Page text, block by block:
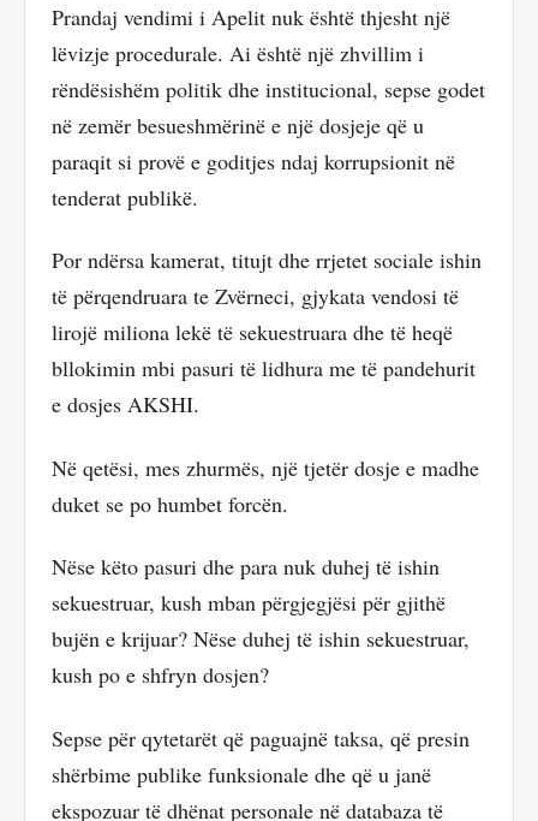
Prandaj vendimi i Apelit nuk është thjesht një
lëvizje procedurale. Ai është një zhvillim i
rëndësishëm politik dhe institucional, sepse godet
në zemër besueshmërinë e një dosjeje që u
paraqit si provë e goditjes ndaj korrupsionit në
tenderat publikë.
Por ndërsa kamerat, titujt dhe rrjetet sociale ishin
të përqendruara te Zvërneci, gjykata vendosi të
lirojë miliona lekë të sekuestruara dhe të heqë
bllokimin mbi pasuri të lidhura me të pandehurit
e dosjes AKSHI.
Në qetësi, mes zhurmës, një tjetër dosje e madhe
duket se po humbet forcën.
Nëse këto pasuri dhe para nuk duhej të ishin
sekuestruar, kush mban përgjegjësi për gjithë
bujën e krijuar? Nëse duhej të ishin sekuestruar,
kush po e shfryn dosjen?
Sepse për qytetarët që paguajnë taksa, që presin
shërbime publike funksionale dhe që u janë
ekspozuar të dhënat personale në databaza të